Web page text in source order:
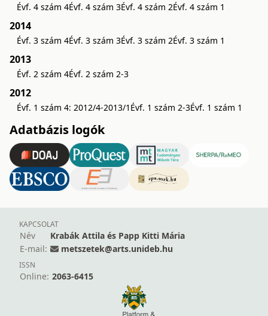
Évf. 4 szám 4Évf. 4 szám 3Évf. 4 szám 2Évf. 4 szám 1
2014
Évf. 3 szám 4Évf. 3 szám 3Évf. 3 szám 2Évf. 3 szám 1
2013
Évf. 2 szám 4Évf. 2 szám 2-3
2012
Évf. 1 szám 4: 2012/4-2013/1 Évf. 1 szám 2-3Évf. 1 szám 1
Adatbázis logók
KAPCSOLAT
Név
Krabák Attila és Papp Kitti Mária
E-mail:
metszetek@arts.unideb.hu
ISSN
Online: 2063-6415